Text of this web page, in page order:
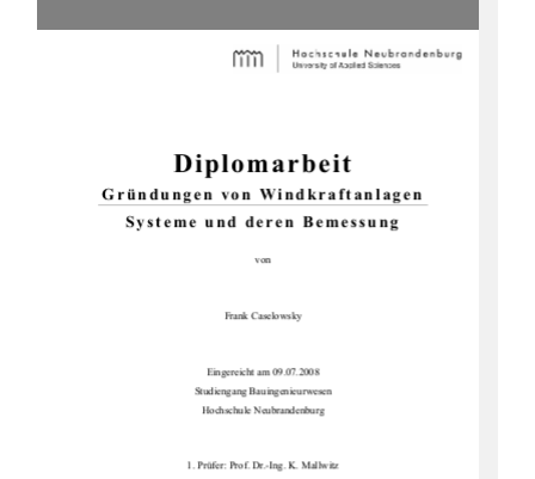
Diplomarbeit
Gründungen von Windkraftanlagen
Systeme und deren Bemessung
von
Frank Caselowsky
Eingereicht am 09.07.2008
Studiengang Bauingenieurwesen
Hochschule Neubrandenburg
1. Prüfer: Prof. Dr.-Ing. K. Mallwitz